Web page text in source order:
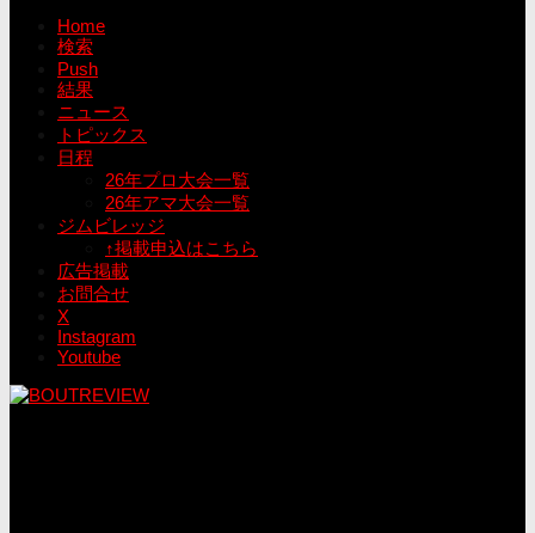
Home
検索
Push
結果
ニュース
トピックス
日程
26年プロ大会一覧
26年アマ大会一覧
ジムビレッジ
↑掲載申込はこちら
広告掲載
お問合せ
X
Instagram
Youtube